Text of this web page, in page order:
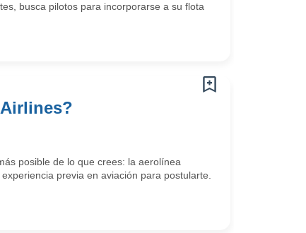
busca pilotos para incorporarse a su flota
posible de lo que crees: la aerolínea
previa en aviación para postularte.